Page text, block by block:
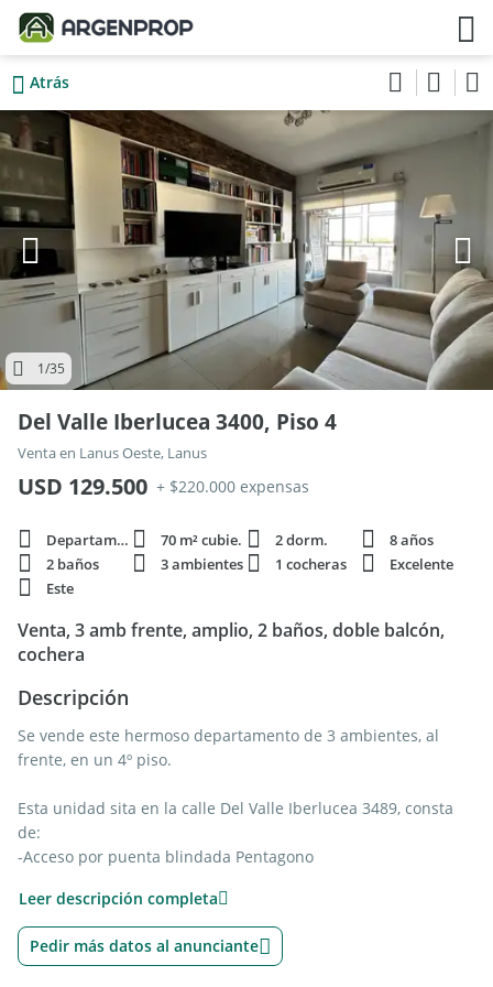
Atrás
1/35
Del Valle Iberlucea 3400, Piso 4
Venta en Lanus Oeste, Lanus
USD 129.500 + $220.000 expensas
Departamento 70 m² cubie. 2 dorm.
8 años
2 baños
3 ambientes 1 cocheras
Excelente
Este
Venta, 3 amb frente, amplio, 2 baños, doble balcón,
cochera
Descripción
Se vende este hermoso departamento de 3 ambientes, al
frente, en un 4º piso.
Esta unidad sita en la calle Del Valle Iberlucea 3489, consta
de:
-Acceso por puenta blindada Pentagono
porcellanato y terminación en pared con simil piedra y
mobilario hecho a medida. Gran ventanal con acceso a
primer balcón.
Leer descripción completa
Pedir más datos al anunciante